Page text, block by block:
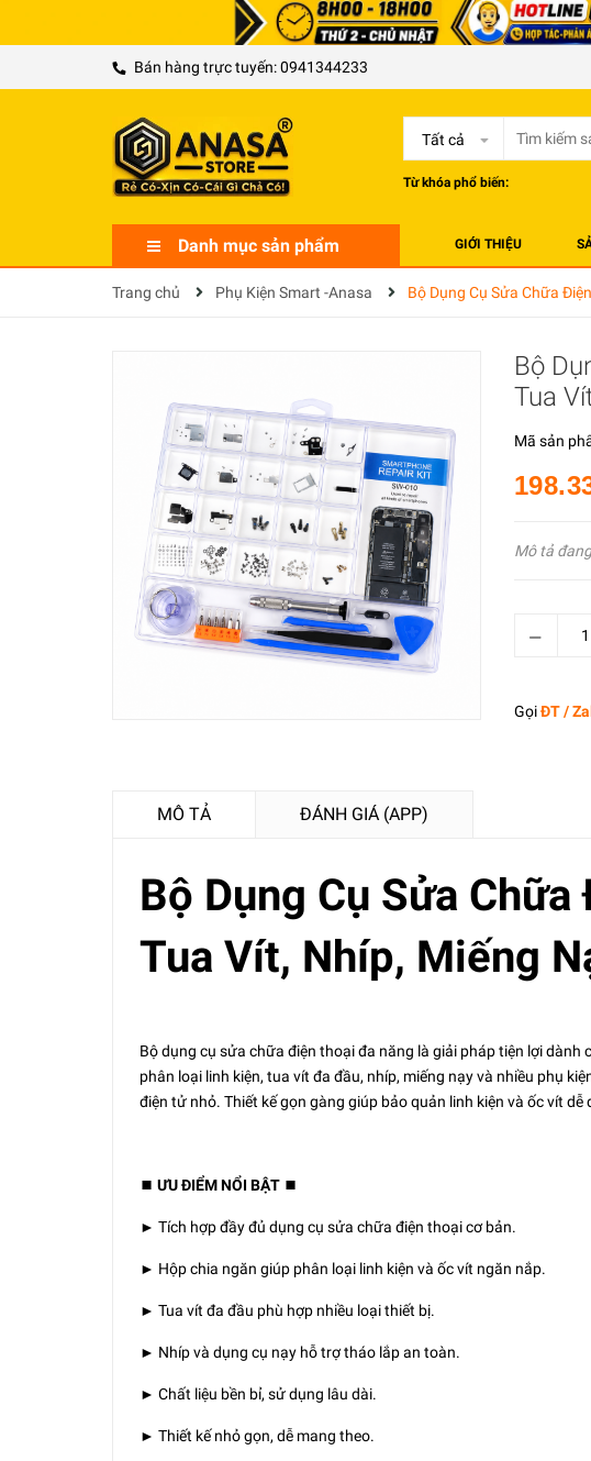
Bán hàng trực tuyến:0941344233
Tất cả
Từ khóa phổ biến:
Danh mục sản phẩm GIỚI THIỆU
Trang chủ Phụ Kiện Smart -Anasa Bộ Dụng Cụ Sửa Chữa
Bộ
Tua
Mã sản
Mô tả
GọiĐT /
MÔ TẢ ĐÁNH GIÁ (APP)
Bộ Dụng Cụ Sửa
Tua Vít, Nhíp, Miếng
Bộ dụng cụ sửa chữa điện thoại đa năng là giải pháp tiện lợi
phân loại linh kiện, tua vít đa đầu, nhíp, miếng nạy và nhiều phụ
điện tử nhỏ. Thiết kế gọn gàng giúp bảo quản linh kiện và ốc vít
⏹️ ƯU ĐIỂM NỔI BẬT ⏹️
► Tích hợp đầy đủ dụng cụ sửa chữa điện thoại cơ bản.
► Hộp chia ngăn giúp phân loại linh kiện và ốc vít ngăn nắp.
► Tua vít đa đầu phù hợp nhiều loại thiết bị.
► Nhíp và dụng cụ nạy hỗ trợ tháo lắp an toàn.
► Chất liệu bền bỉ, sử dụng lâu dài.
► Thiết kế nhỏ gọn, dễ mang theo.